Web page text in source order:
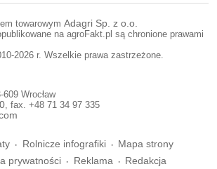
towarowym Adagri Sp. z o.o.
na agroFakt.pl są chronione prawami
2026 r. Wszelkie prawa zastrzeżone.
Wrocław
, fax. +48 71 34 97 335
Rolnicze infografiki
Mapa strony
prywatności Reklama Redakcja